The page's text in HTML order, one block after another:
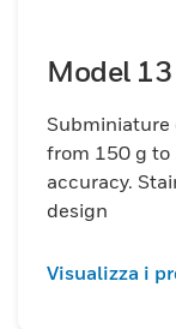
Model 13
Subminiature
from 150 g
accuracy.
design
Visualizza i